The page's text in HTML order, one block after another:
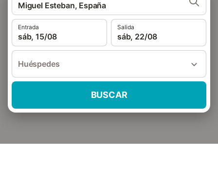
Miguel Esteban, España
Entrada
sáb, 15/08
Salida
sáb, 22/08
Huéspedes
BUSCAR